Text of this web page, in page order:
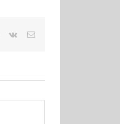
Pinterest
Vk Email